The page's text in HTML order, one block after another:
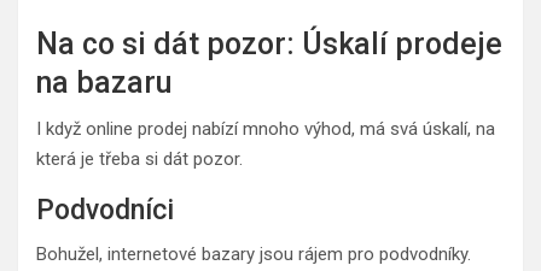
Na co si dát pozor: Úskalí prodeje
na bazaru
I když online prodej nabízí mnoho výhod, má svá úskalí, na
která je třeba si dát pozor.
Podvodníci
Bohužel, internetové bazary jsou rájem pro podvodníky.